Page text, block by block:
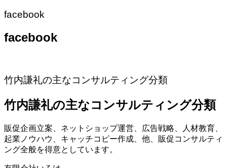
facebook
facebook
竹内謙礼の主なコンサルティング分類
竹内謙礼の主なコンサルティング分類
販促企画立案、ネットショップ運営、広告戦略、人材教育、
起業ノウハウ、キャッチコピー作成、他、販促コンサルティ
ング全般を得意としています。